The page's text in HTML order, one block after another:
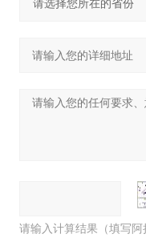
请输入计算结果（填写